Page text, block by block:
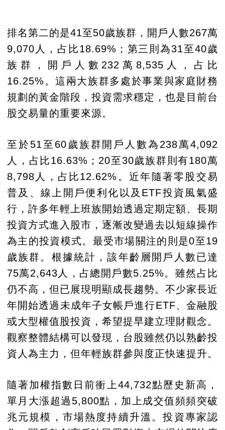
排名第二的是41至50歲族群，開戶人數267萬
9,070人，占比18.69%；第三則為31至40歲
族群，開戶人數232萬8,535人，占比
16.25%。這兩大族群多處於事業與家庭財務
規劃的黃金階段，投資需求穩定，也是目前台
股交易量的重要來源。
至於51至60歲族群開戶人數為238萬4,092
人，占比16.63%；20至30歲族群則有180萬
8,798人，占比12.62%。近年隨著零股交易
普及、線上開戶便利化以及ETF投資風氣盛
行，許多年輕上班族開始透過定期定額、長期
投資方式進入股市，逐漸改變過去以短線操作
為主的投資模式。最受市場關注的則是0至19
歲族群。根據統計，該年齡層開戶人數已達
75萬2,643人，占總開戶數5.25%。雖然占比
仍不高，但已展現明顯成長趨勢。不少家長近
年開始透過未成年子女帳戶進行ETF、金融股
或大型權值股投資，希望提早建立理財觀念。
觀察整體結構可以發現，台股雖然仍以熟齡投
資人為主力，但年輕族群參與度正快速提升。
隨著加權指數日前衝上44,732點歷史新高，
單月大漲超過5,800點，加上成交值頻頻突破
兆元規模，市場熱度持續升溫。投資專家認